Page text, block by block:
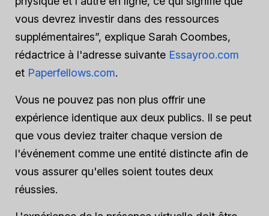
vous devrez investir dans des ressources
supplémentaires”, explique Sarah Coombes,
rédactrice à l'adresse suivante Essayroo.com
et Paperfellows.com.
Vous ne pouvez pas non plus offrir une
expérience identique aux deux publics. Il se peut
que vous deviez traiter chaque version de
l'événement comme une entité distincte afin de
vous assurer qu'elles soient toutes deux
réussies.